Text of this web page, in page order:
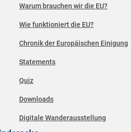
Warum brauchen wir die EU?
Wie funktioniert die EU?
Chronik der Europäischen Einigung
Statements
Quiz
Downloads
Digitale Wanderausstellung